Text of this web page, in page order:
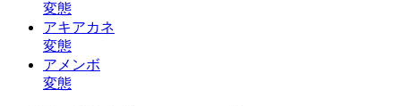
変態
アキアカネ
変態
アメンボ
変態